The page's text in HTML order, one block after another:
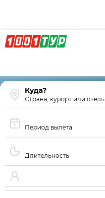
Страна, курорт или отель
Период вылета
Длительность